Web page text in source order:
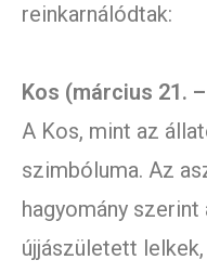
reinkarnálódtak:
Kos (március 21.
A Kos, mint az
szimbóluma. Az
hagyomány
újjászületett